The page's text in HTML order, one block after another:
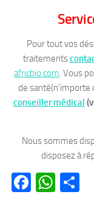
Pour tout vos
traitements
africbio.com. Vous
de
conseiller médical
Nous sommes
disposez à